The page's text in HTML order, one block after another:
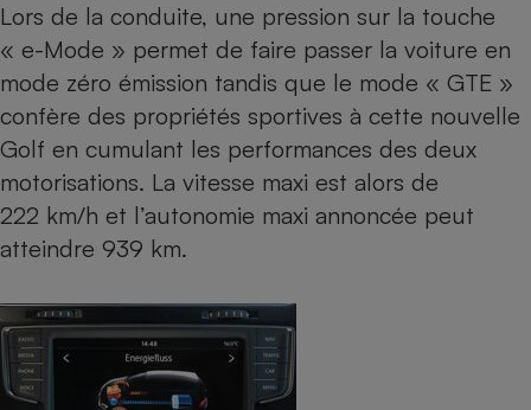
Lors de la conduite, une pression sur la touche
« e-Mode » permet de faire passer la voiture en
mode zéro émission tandis que le mode « GTE »
confère des propriétés sportives à cette nouvelle
Golf en cumulant les performances des deux
motorisations. La vitesse maxi est alors de
222 km/h et l’autonomie maxi annoncée peut
atteindre 939 km.